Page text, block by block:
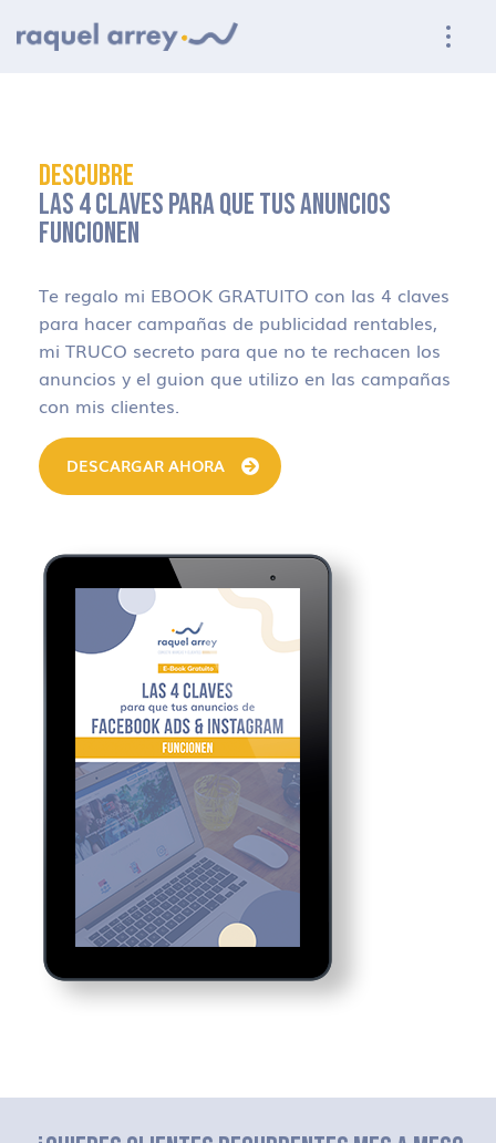
DESCUBRE
LAS 4 CLAVES PARA QUE TUS ANUNCIOS
FUNCIONEN
Te regalo mi EBOOK GRATUITO con las 4 claves
para hacer campañas de publicidad rentables,
mi TRUCO secreto para que no te rechacen los
anuncios y el guion que utilizo en las campañas
con mis clientes.
DESCARGAR AHORA